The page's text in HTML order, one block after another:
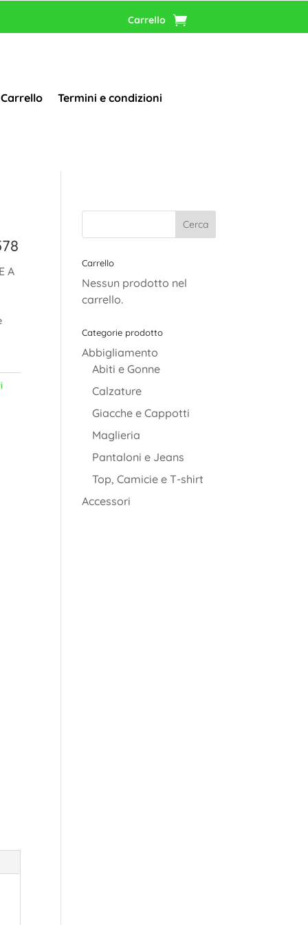
Carrello
Carrello Termini e condizioni
A
Carrello
Nessun prodotto nel
carrello.
Categorie prodotto
Abbigliamento
Abiti e Gonne
Calzature
Giacche e Cappotti
Maglieria
Pantaloni e Jeans
Top, Camicie e T-shirt
Accessori